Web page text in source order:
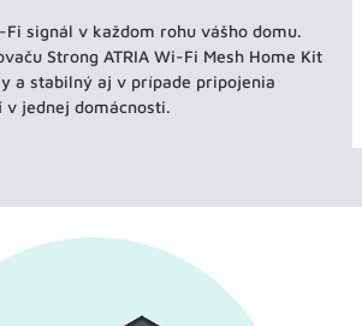
signál v každom rohu vášho domu.
Strong ATRIA Wi-Fi Mesh Home Kit
a stabilný aj v prípade pripojenia
jednej domácnosti.